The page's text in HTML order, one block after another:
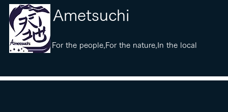
​Ametsuchi
​For the people,For the nature,In the local